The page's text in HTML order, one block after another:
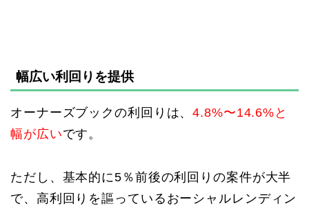
幅広い利回りを提供
オーナーズブックの利回りは、4.8%〜14.6%と
幅が広いです。
ただし、基本的に5％前後の利回りの案件が大半
で、高利回りを謳っているおーシャルレンディン